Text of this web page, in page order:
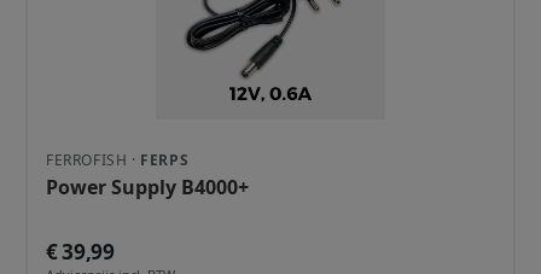
FERROFISH · FERPS
Power Supply B4000+
€ 39,99